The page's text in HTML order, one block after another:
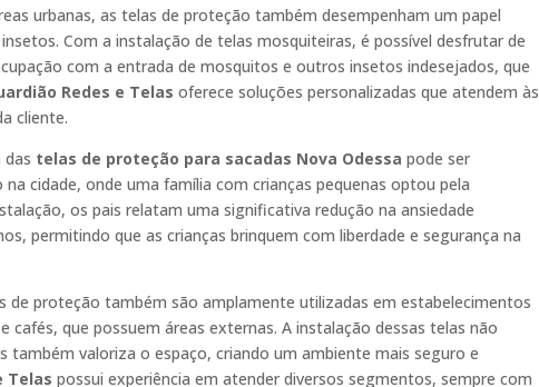
urbanas, as telas de proteção também desempenham um papel
Com a instalação de telas mosquiteiras, é possível desfrutar de
com a entrada de mosquitos e outros insetos indesejados, que
Redes e Telas oferece soluções personalizadas que atendem às
cliente.
telas de proteção para sacadas Nova Odessa pode ser
cidade, onde uma família com crianças pequenas optou pela
os pais relatam uma significativa redução na ansiedade
permitindo que as crianças brinquem com liberdade e segurança na
de proteção também são amplamente utilizadas em estabelecimentos
cafés, que possuem áreas externas. A instalação dessas telas não
também valoriza o espaço, criando um ambiente mais seguro e
Telas possui experiência em atender diversos segmentos, sempre com